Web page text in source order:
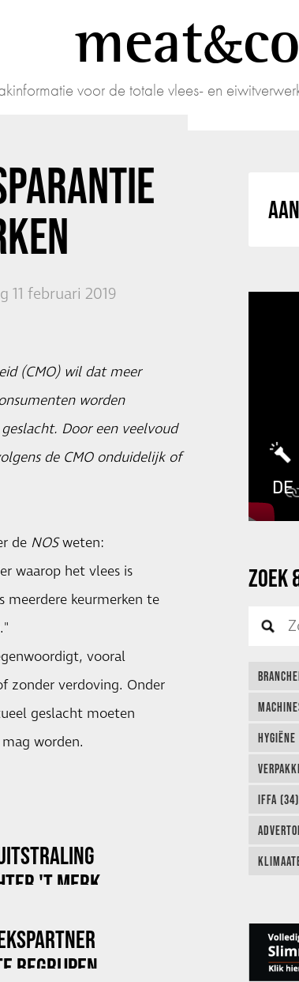
meatco
voor de totale vlees- en
11 februari 2019
(CMO) wil dat meer
worden
Door een veelvoud
de CMO onduidelijk of
de NOSweten:
waarop het vlees is
meerdere keurmerken te
vooral
zonder verdoving. Onder
geslacht moeten
worden.
'T MERK
BEGRIJPEN
ZOEK
IFFA (34)